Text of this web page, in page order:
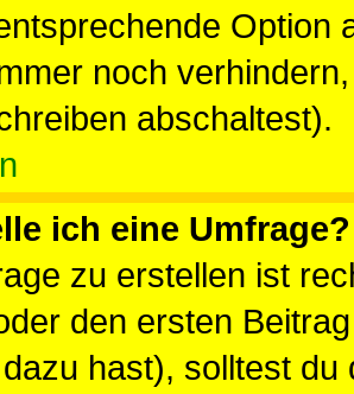
Option
noch
abschaltest).
ich eine Umfrage?
zu erstellen ist
den ersten
hast), solltest